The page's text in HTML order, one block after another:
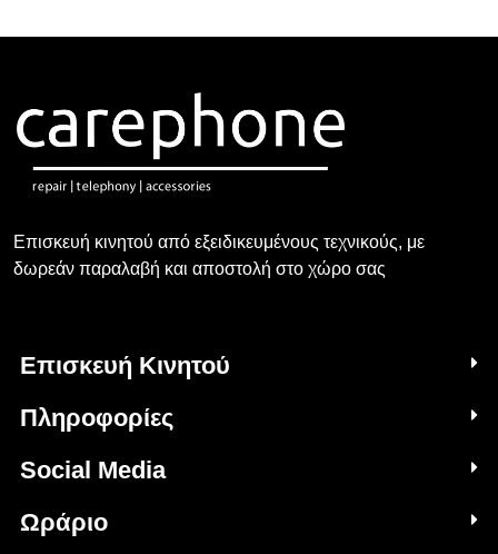
Επισκευή κινητού από εξειδικευμένους τεχνικούς, με
δωρεάν παραλαβή και αποστολή στο χώρο σας
Επισκευή Κινητού
Πληροφορίες
Social Media
Ωράριο